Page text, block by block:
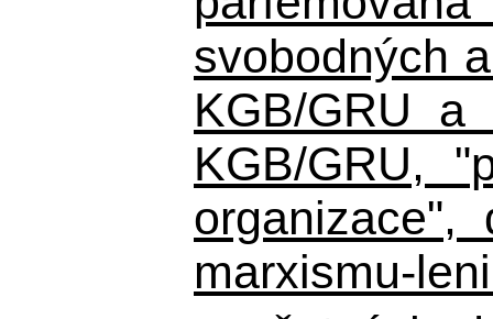
svobodných
KGB/GRU
KGB/GRU,
organizace",
marxismu-